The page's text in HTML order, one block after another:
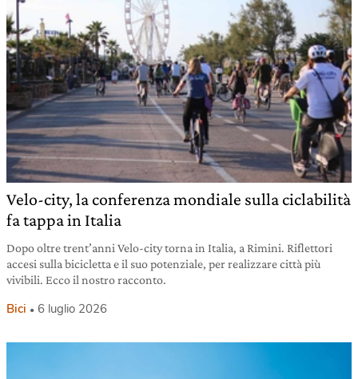
Velo-city, la conferenza mondiale sulla ciclabilità
fa tappa in Italia
Dopo oltre trent’anni Velo-city torna in Italia, a Rimini. Riflettori
accesi sulla bicicletta e il suo potenziale, per realizzare città più
vivibili. Ecco il nostro racconto.
Bici 6 luglio 2026